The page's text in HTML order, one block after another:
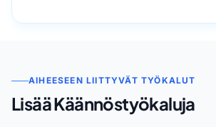
AIHEESEEN LIITTYVÄT TYÖKALUT
Lisää Käännöstyökaluja